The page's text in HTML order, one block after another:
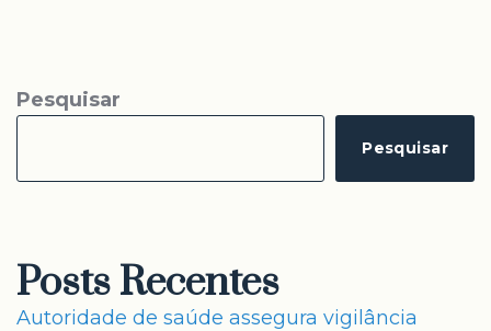
Pesquisar
Pesquisar
Posts Recentes
Autoridade de saúde assegura vigilância